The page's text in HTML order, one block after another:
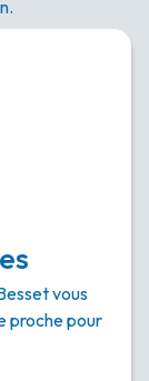
vous
proche pour